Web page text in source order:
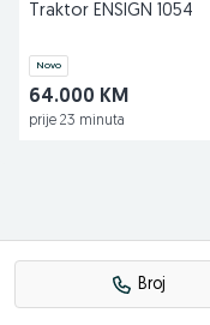
Traktor ENSIGN 1054
Novo
64.000 KM
prije 23 minuta
Broj